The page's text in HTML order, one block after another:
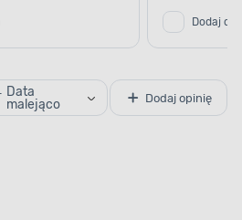
Dodaj do
Data
malejąco
Dodaj opinię